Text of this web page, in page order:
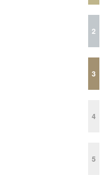
2
3
4
5